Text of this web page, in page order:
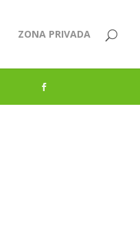
ZONA PRIVADA